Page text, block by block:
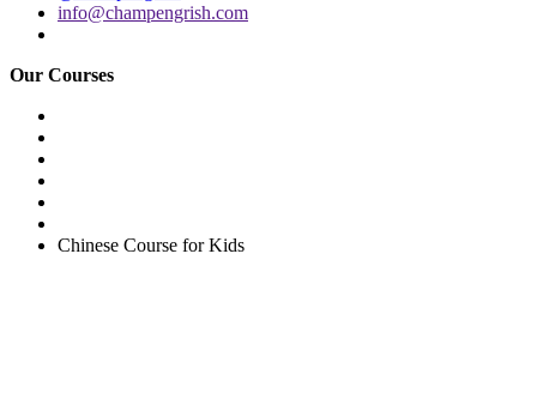
info@champengrish.com
Our Courses
Chinese Course for Kids